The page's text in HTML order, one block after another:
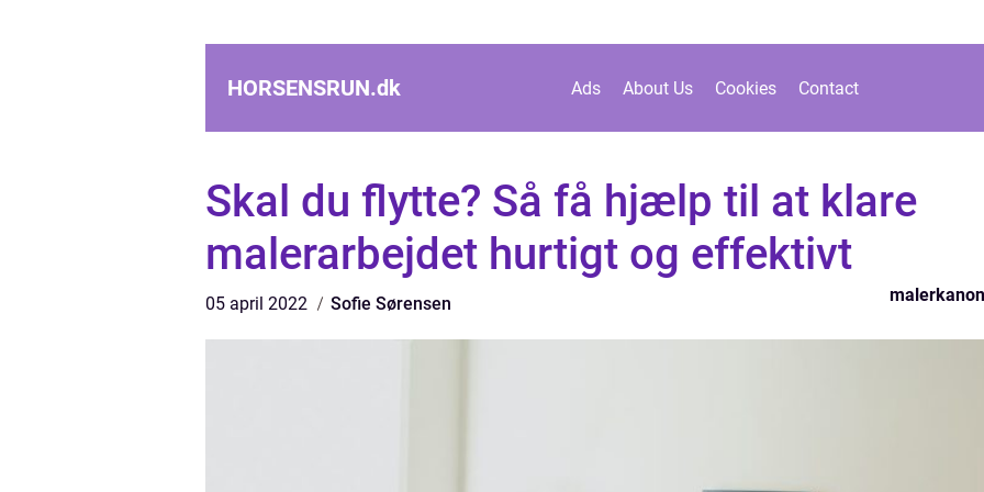
HORSENSRUN.dk Ads About Us Cookies Contact
Skal du flytte? Så få hjælp til at klare
malerarbejdet hurtigt og effektivt
05 april 2022 Sofie Sørensen